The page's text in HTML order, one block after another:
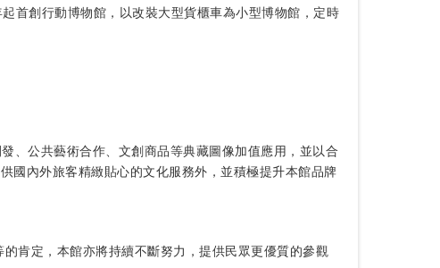
首創行動博物館，以改裝大型貨櫃車為小型博物館，定時
、公共藝術合作、文創商品等典藏圖像加值應用，並以合
國內外旅客精緻貼心的文化服務外，並積極提升本館品牌
肯定，本館亦將持續不斷努力，提供民眾更優質的參觀